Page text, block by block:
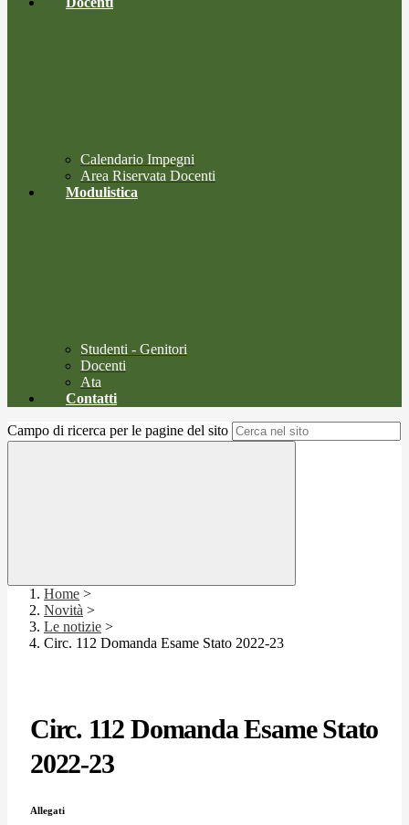
Calendario Impegni
Area Riservata Docenti
Modulistica
Studenti - Genitori
Docenti
Ata
Contatti
Campo di ricerca per le pagine del sito
Home >
Novità >
Le notizie >
Circ. 112 Domanda Esame Stato 2022-23
Circ. 112 Domanda Esame Stato
2022-23
Allegati